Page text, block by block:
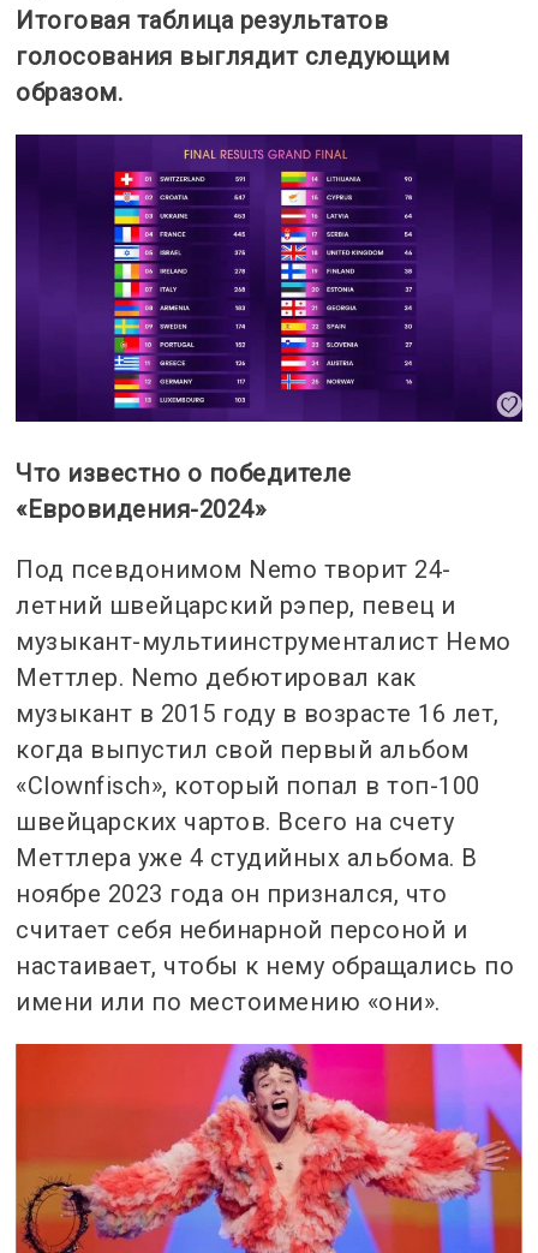
Итоговая таблица результатов
голосования выглядит следующим
образом.
Что известно о победителе
«Евровидения-2024»
Под псевдонимом Nemo творит 24-
летний швейцарский рэпер, певец и
музыкант-мультиинструменталист Немо
Меттлер. Nemo дебютировал как
музыкант в 2015 году в возрасте 16 лет,
когда выпустил свой первый альбом
«Clownfisch», который попал в топ-100
швейцарских чартов. Всего на счету
Меттлера уже 4 студийных альбома. В
ноябре 2023 года он признался, что
считает себя небинарной персоной и
настаивает, чтобы к нему обращались по
имени или по местоимению «они».